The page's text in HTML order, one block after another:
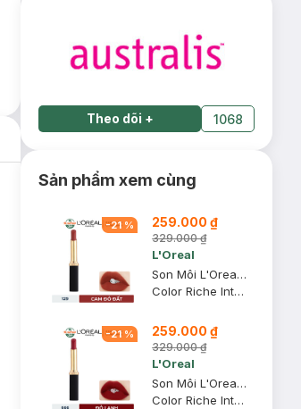
Theo dõi + 1068
Sản phẩm xem cùng
-21% 259.000 ₫
329.000 ₫
L'Oreal
Son Môi L'Oreal Mịn Lì 129 I Lead - Cam Đỏ Đất 1.7g
Color Riche Intense Volume Matte
-21% 259.000 ₫
329.000 ₫
L'Oreal
Son Môi L'Oreal Mịn Lì Căng Mướt 666 I Win - Đỏ Lạnh 1.7g
Color Riche Intense Volume Matte